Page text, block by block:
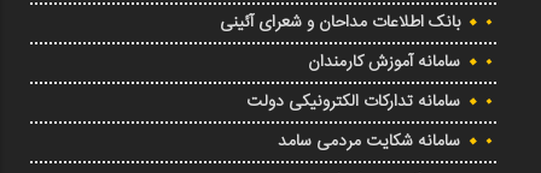
بانک اطلاعات مداحان و شعرای آئینی
سامانه آموزش کارمندان
سامانه تدارکات الکترونیکی دولت
سامانه شکایت مردمی سامد